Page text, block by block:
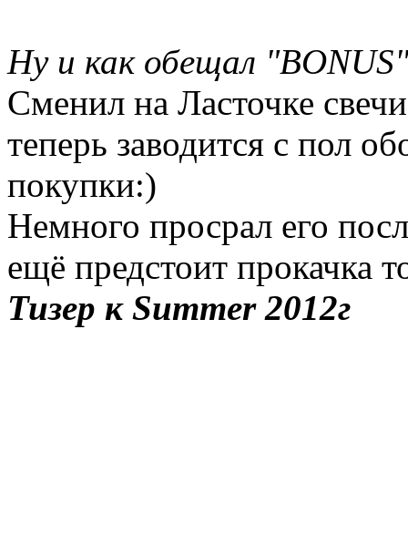
Ну и как обещал "BONUS"
Сменил на Ласточке
теперь заводится с пол
покупки:)
Немного просрал его
ещё предстоит прокачка
Тизер к Summer 2012г